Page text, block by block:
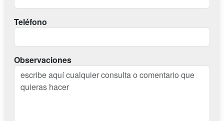
Teléfono
Observaciones